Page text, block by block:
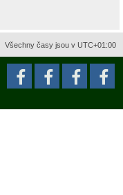
Všechny časy jsou v UTC+01:00